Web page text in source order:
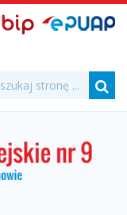
BIP,
Biuletyn
Informacji
EPUAP